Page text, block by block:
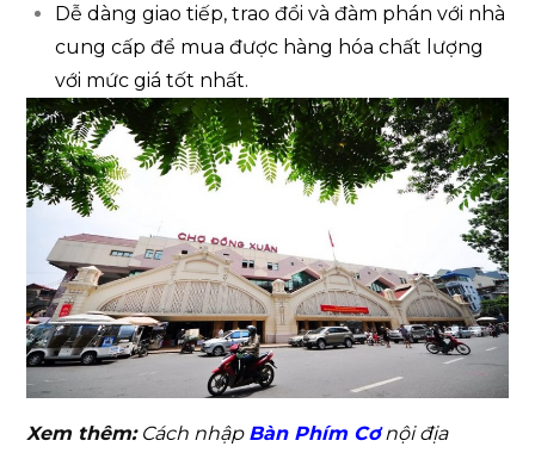
Dễ dàng giao tiếp, trao đổi và đàm phán với nhà
cung cấp để mua được hàng hóa chất lượng
với mức giá tốt nhất.
Xem thêm:Cách nhập Bàn Phím Cơnội địa